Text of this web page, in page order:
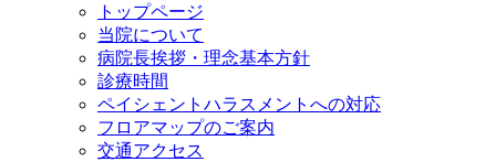
トップページ
当院について
病院長挨拶・理念基本方針
診療時間
ペイシェントハラスメントへの対応
フロアマップのご案内
交通アクセス